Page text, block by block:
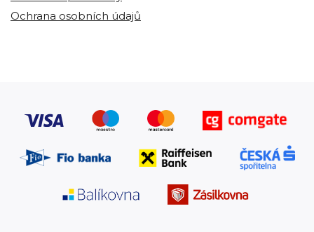
Ochrana osobních údajů